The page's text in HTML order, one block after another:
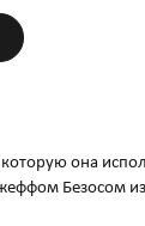
которую она
Безосом